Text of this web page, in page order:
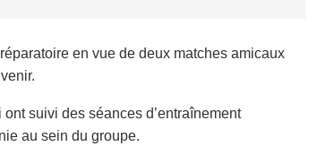
en vue de deux matches amicaux
suivi des séances d’entraînement
au sein du groupe.